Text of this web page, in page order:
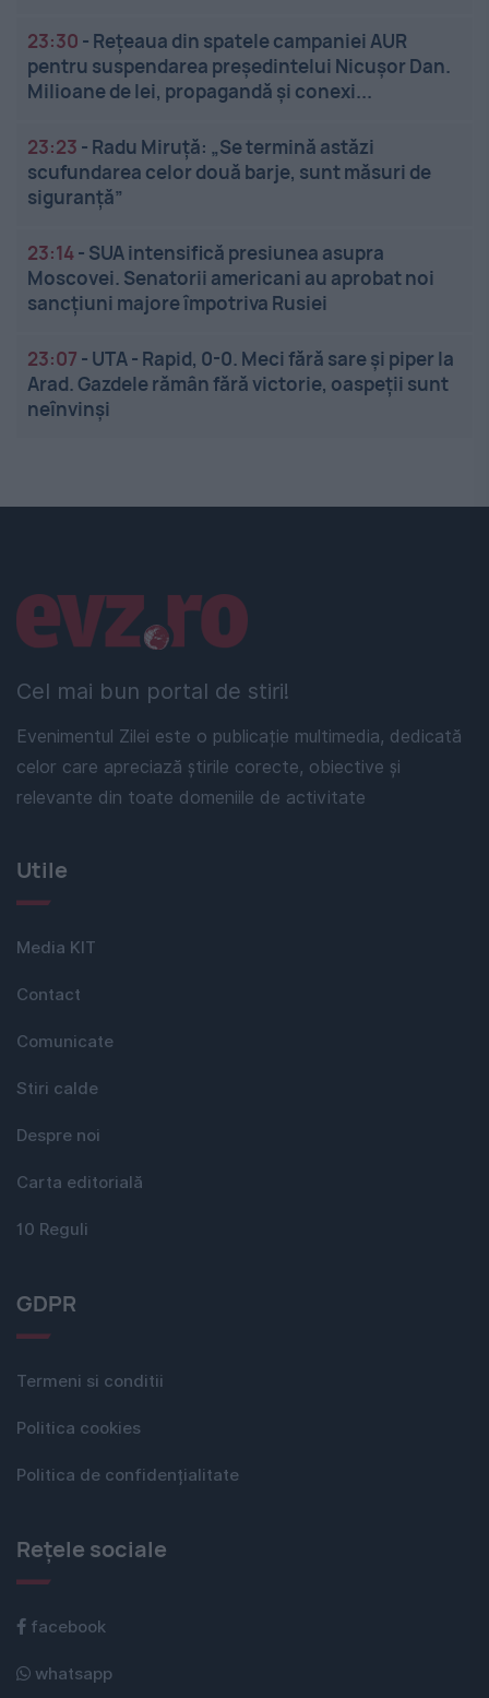
23:30 - Rețeaua din spatele campaniei AUR
pentru suspendarea președintelui Nicușor Dan.
Milioane de lei, propagandă și conexi...
23:23 - Radu Miruță: „Se termină astăzi
scufundarea celor două barje, sunt măsuri de
siguranţă”
23:14- SUA intensifică presiunea asupra
Moscovei. Senatorii americani au aprobat noi
sancțiuni majore împotriva Rusiei
23:07 - UTA - Rapid, 0-0. Meci fără sare și piper la
Arad. Gazdele rămân fără victorie, oaspeții sunt
neînvinși
Cel mai bun portal de stiri!
Evenimentul Zilei este o publicație multimedia, dedicată
celor care apreciază știrile corecte, obiective și
relevante din toate domeniile de activitate
Linkuri utile
Utile
Media KIT
Contact
Comunicate
Stiri calde
Despre noi
Carta editorială
10 Reguli
GDPR
Termeni si conditii
Politica cookies
Politica de confidențialitate
Rețele sociale
facebook
whatsapp